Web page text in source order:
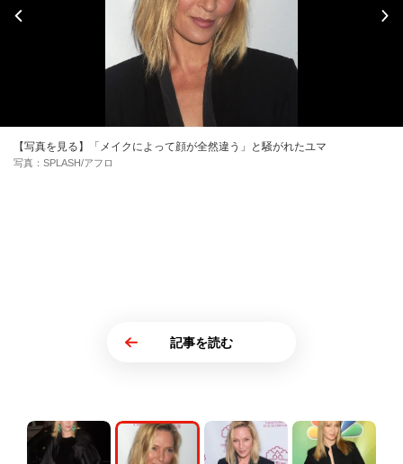
【写真を見る】「メイクによって顔が全然違う」と騒がれたユマ
写真：SPLASH/アフロ
記事を読む